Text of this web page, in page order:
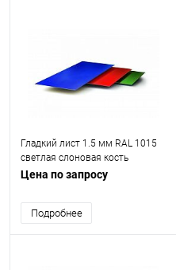
Гладкий лист 1.5 мм RAL 1015
светлая слоновая кость
Цена по запросу
Подробнее